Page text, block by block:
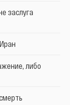
заслуга
либо